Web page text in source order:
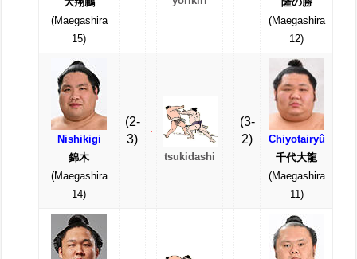
(Maegashira
15)
(Maegashira
12)
Nishikigi
錦木
(Maegashira
14)
(2-
3)
tsukidashi
(3-
2)
Chiyotairyû
千代大龍
(Maegashira
11)